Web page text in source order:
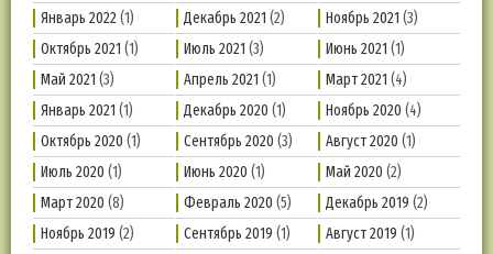
Январь 2022(1) Декабрь 2021 (2) Ноябрь 2021 (3)
Октябрь 2021 (1) Июль 2021 (3) Июнь 2021 (1)
Май 2021 (3) Апрель 2021 (1) Март 2021 (4)
Январь 2021 (1) Декабрь 2020 (1) Ноябрь 2020 (4)
Октябрь 2020 (1) Сентябрь 2020 (3) Август 2020 (1)
Июль 2020 (1) Июнь 2020 (1) Май 2020 (2)
Март 2020 (8) Февраль 2020 (5) Декабрь 2019 (2)
Ноябрь 2019 (2) Сентябрь 2019 (1) Август 2019 (1)